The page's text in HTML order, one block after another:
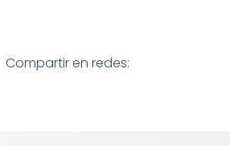
Compartir en redes: